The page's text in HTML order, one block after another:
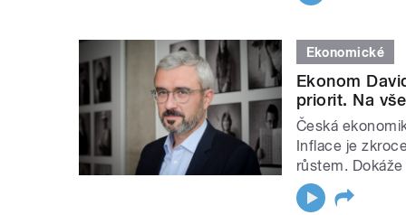
Ekonomické
Ekonom
priorit. Na
Česká
Inflace je
růstem.